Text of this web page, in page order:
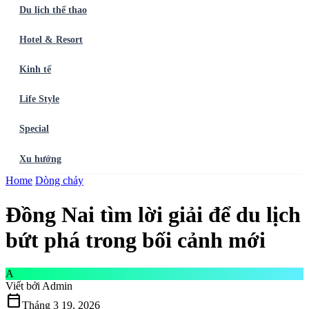
Du lịch thể thao
Hotel & Resort
Kinh tế
Life Style
Special
Xu hướng
Trang chủẨm thực
KÝ NGAY
Home Dòng chảy
Đồng Nai tìm lời giải để du lịch
bứt phá trong bối cảnh mới
A
Viết bởi Admin
calendar_todayTháng 3 19, 2026